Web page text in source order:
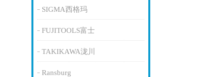
SIGMA西格玛
FUJITOOLS富士
TAKIKAWA泷川
Ransburg